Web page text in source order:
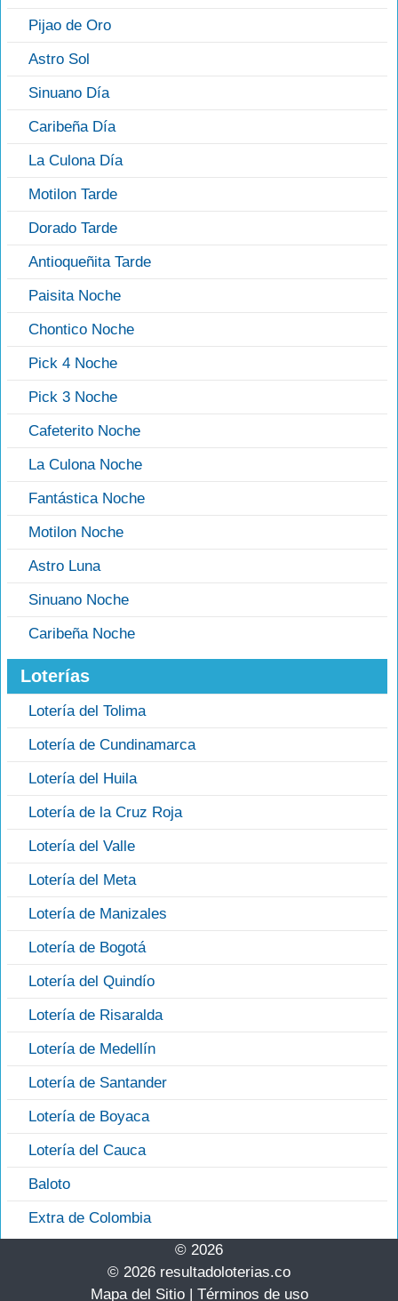
Pijao de Oro
Astro Sol
Sinuano Día
Caribeña Día
La Culona Día
Motilon Tarde
Dorado Tarde
Antioqueñita Tarde
Paisita Noche
Chontico Noche
Pick 4 Noche
Pick 3 Noche
Cafeterito Noche
La Culona Noche
Fantástica Noche
Motilon Noche
Astro Luna
Sinuano Noche
Caribeña Noche
Loterías
Lotería del Tolima
Lotería de Cundinamarca
Lotería del Huila
Lotería de la Cruz Roja
Lotería del Valle
Lotería del Meta
Lotería de Manizales
Lotería de Bogotá
Lotería del Quindío
Lotería de Risaralda
Lotería de Medellín
Lotería de Santander
Lotería de Boyaca
Lotería del Cauca
Baloto
Extra de Colombia
© 2026
© 2026 resultadoloterias.co
Mapa del Sitio| Términos de uso